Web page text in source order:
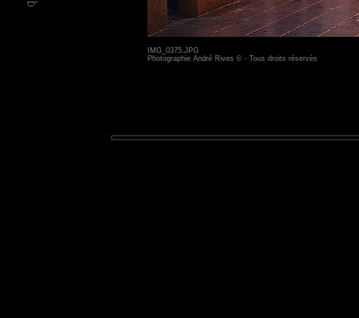
IMG_0375.JPG
Photographie André Rives © - Tous droits réservés